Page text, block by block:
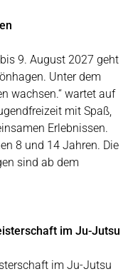
9. August 2027 geht
Unter dem
wachsen.“ wartet auf
mit Spaß,
Erlebnissen.
8 und 14 Jahren. Die
sind ab dem
im Ju-Jutsu
im Ju-Jutsu